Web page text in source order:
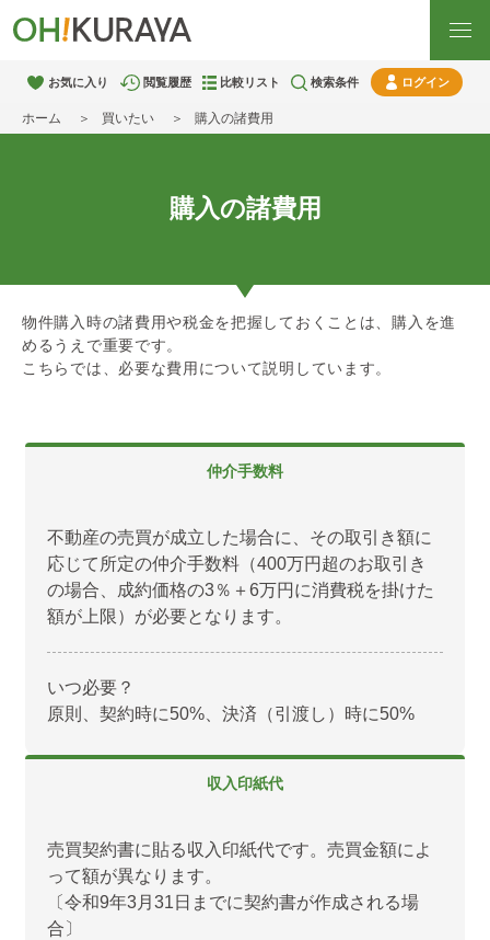
お気に入り 閲覧履歴 比較リスト 検索条件 ログイン
ホーム 買いたい 購入の諸費用
購入の諸費用
物件購入時の諸費用や税金を把握しておくことは、購入を進
めるうえで重要です。
こちらでは、必要な費用について説明しています。
仲介手数料
不動産の売買が成立した場合に、その取引き額に
応じて所定の仲介手数料（400万円超のお取引き
の場合、成約価格の3％＋6万円に消費税を掛けた
額が上限）が必要となります。
いつ必要？
原則、契約時に50%、決済（引渡し）時に50%
収入印紙代
売買契約書に貼る収入印紙代です。売買金額によ
って額が異なります。
〔令和9年3月31日までに契約書が作成される場
合〕